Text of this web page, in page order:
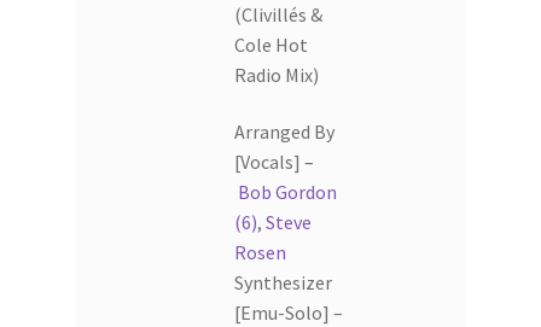
(Clivillés &
Cole Hot
Radio Mix)
Arranged By
[Vocals] –
Bob Gordon
(6), Steve
Rosen
Synthesizer
[Emu-Solo] –